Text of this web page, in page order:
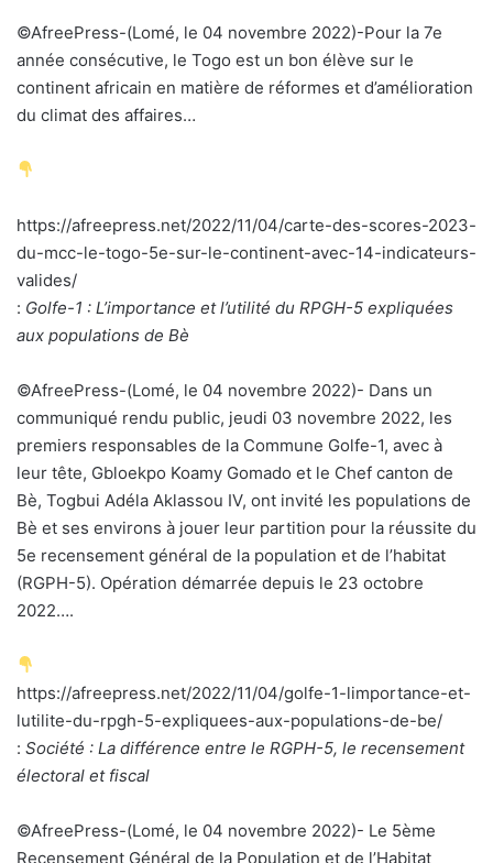
©AfreePress-(Lomé, le 04 novembre 2022)-Pour la 7e
année consécutive, le Togo est un bon élève sur le
continent africain en matière de réformes et d’amélioration
du climat des affaires…
https://afreepress.net/2022/11/04/carte-des-scores-2023-
du-mcc-le-togo-5e-sur-le-continent-avec-14-indicateurs-
valides/
: Golfe-1 : L’importance et l’utilité du RPGH-5 expliquées
aux populations de Bè
©AfreePress-(Lomé, le 04 novembre 2022)- Dans un
communiqué rendu public, jeudi 03 novembre 2022, les
premiers responsables de la Commune Golfe-1, avec à
leur tête, Gbloekpo Koamy Gomado et le Chef canton de
Bè, Togbui Adéla Aklassou IV, ont invité les populations de
Bè et ses environs à jouer leur partition pour la réussite du
5e recensement général de la population et de l’habitat
(RGPH-5). Opération démarrée depuis le 23 octobre
2022….
https://afreepress.net/2022/11/04/golfe-1-limportance-et-
lutilite-du-rpgh-5-expliquees-aux-populations-de-be/
: Société : La différence entre le RGPH-5, le recensement
électoral et fiscal
©AfreePress-(Lomé, le 04 novembre 2022)- Le 5ème
Recensement Général de la Population et de l’Habitat